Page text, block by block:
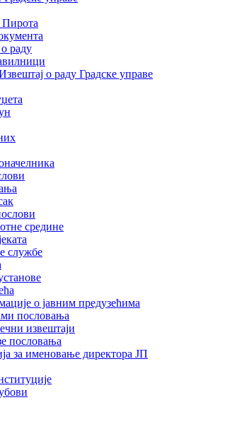
Пирота
раду
о раду Градске управе
средине
службе
о јавним предузећима
пословања
извештаји
пословања
за именовање директора ЈП